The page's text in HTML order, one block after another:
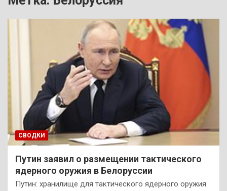
СВОДКИ
Путин заявил о размещении тактического
ядерного оружия в Белоруссии
Путин: хранилище для тактического ядерного оружия